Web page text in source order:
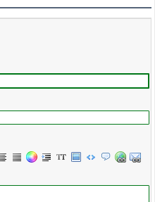
et l'envoyer